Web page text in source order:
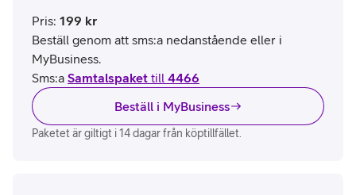
Pris: 199 kr
Beställ genom att sms:a nedanstående eller i
MyBusiness.
Sms:a Samtalspaket till 4466
Beställ i MyBusiness
Paketet är giltigt i 14 dagar från köptillfället.